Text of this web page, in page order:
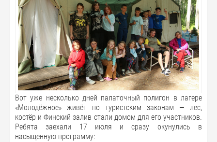
Вот уже несколько дней палаточный полигон в лагере
«Молодёжное» живёт по туристским законам — лес,
костёр и Финский залив стали домом для его участников.
Ребята заехали 17 июля и сразу окунулись в
насыщенную программу: